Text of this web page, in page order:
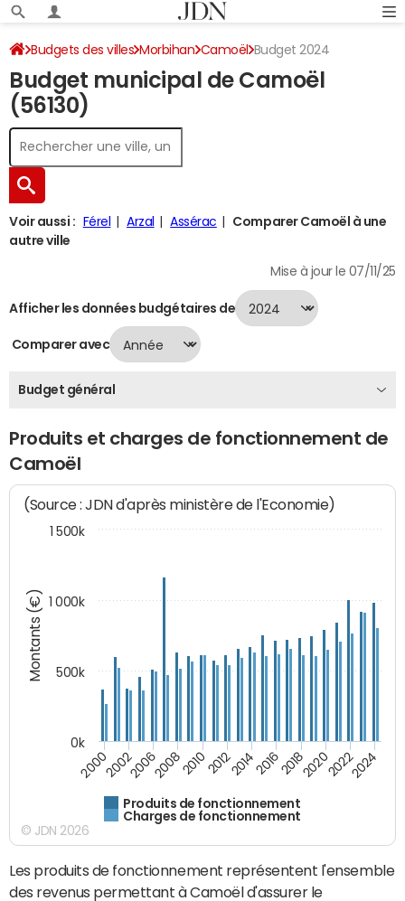
Budgets des villes Morbihan Camoël Budget 2024
Budget municipal de Camoël
(56130)
Voir aussi : Férel Arzal Assérac
Comparer Camoël à une
autre ville
Mise à jour le 07/11/25
Afficher les données budgétaires de
Comparer avec
Budget général
Produits et charges de fonctionnement de
Camoël
Montants (€)
(Source : JDN d'après ministère de l'Economie)
Produits de fonctionnement
Charges de fonctionnement
200020022006200820102012201420162018202020222024
0k
500k
1 000k
1 500k
© JDN 2026
Les produits de fonctionnement représentent l'ensemble
des revenus permettant à Camoël d'assurer le